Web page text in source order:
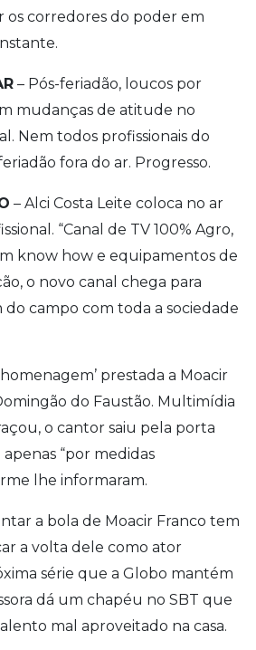
corredores do poder em
– Pós-feriadão, loucos por
mudanças de atitude no
Nem todos profissionais do
fora do ar. Progresso.
– Alci Costa Leite coloca no ar
“Canal de TV 100% Agro,
know how e equipamentos de
o novo canal chega para
campo com toda a sociedade
prestada a Moacir
do Faustão. Multimídia
o cantor saiu pela porta
“por medidas
lhe informaram.
a bola de Moacir Franco tem
a volta dele como ator
série que a Globo mantém
dá um chapéu no SBT que
mal aproveitado na casa.